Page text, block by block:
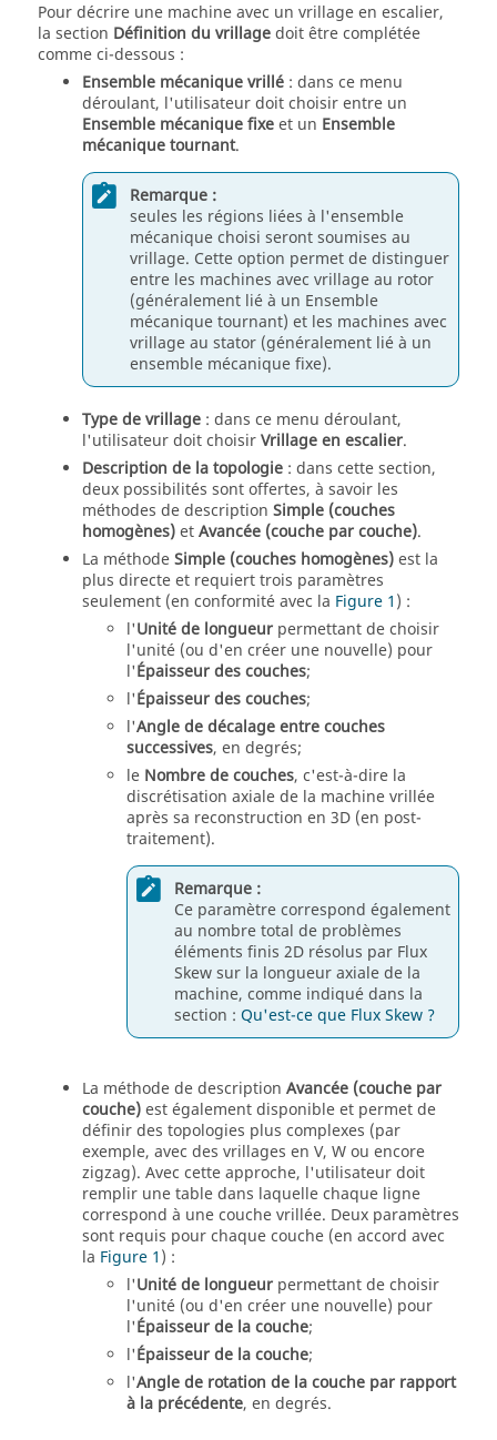
Pour décrire une machine avec un vrillage en escalier,
la section Définition du vrillagedoit être complétée
comme ci-dessous :
Ensemble mécanique vrillé : dans ce menu
déroulant, l'utilisateur doit choisir entre un
Ensemble mécanique fixeet un Ensemble
mécanique tournant.
Remarque :
seules les régions liées à l'ensemble
mécanique choisi seront soumises au
vrillage. Cette option permet de distinguer
entre les machines avec vrillage au rotor
(généralement lié à un Ensemble
mécanique tournant) et les machines avec
vrillage au stator (généralement lié à un
ensemble mécanique fixe).
Type de vrillage : dans ce menu déroulant,
l'utilisateur doit choisirVrillage en escalier.
Description de la topologie : dans cette section,
deux possibilités sont offertes, à savoir les
méthodes de description Simple (couches
homogènes)etAvancée (couche par couche).
La méthodeSimple (couches homogènes)est la
plus directe et requiert trois paramètres
seulement (en conformité avec la Figure 1) :
l'Unité de longueur permettant de choisir
l'unité (ou d'en créer une nouvelle) pour
l'Épaisseur des couches;
l'Épaisseur des couches;
l'Angle de décalage entre couches
successives, en degrés;
le Nombre de couches, c'est-à-dire la
discrétisation axiale de la machine vrillée
après sa reconstruction en 3D (en post-
traitement).
Remarque :
Ce paramètre correspond également
au nombre total de problèmes
éléments finis 2D résolus par Flux
Skew sur la longueur axiale de la
machine, comme indiqué dans la
section : Qu'est-ce que Flux Skew ?
La méthode de description Avancée (couche par
couche)est également disponible et permet de
définir des topologies plus complexes (par
exemple, avec des vrillages en V, W ou encore
zigzag). Avec cette approche, l'utilisateur doit
remplir une table dans laquelle chaque ligne
correspond à une couche vrillée. Deux paramètres
sont requis pour chaque couche (en accord avec
la Figure 1) :
l'Unité de longueur permettant de choisir
l'unité (ou d'en créer une nouvelle) pour
l'Épaisseur de la couche;
l'Épaisseur de la couche;
l'Angle de rotation de la couche par rapport
à la précédente, en degrés.